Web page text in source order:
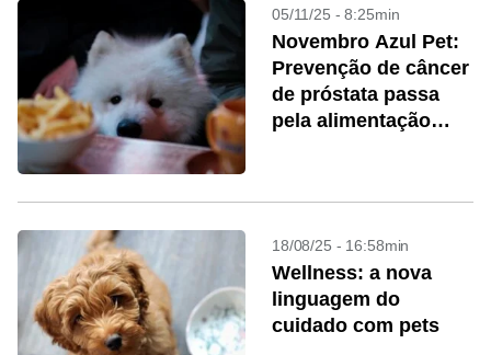
05/11/25 - 8:25min
Novembro Azul Pet:
Prevenção de câncer
de próstata passa
pela alimentação
18/08/25 - 16:58min
Wellness: a nova
linguagem do
cuidado com pets